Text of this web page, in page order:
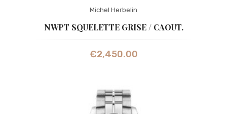
Michel Herbelin
NWPT SQUELETTE GRISE / CAOUT.
€2,450.00